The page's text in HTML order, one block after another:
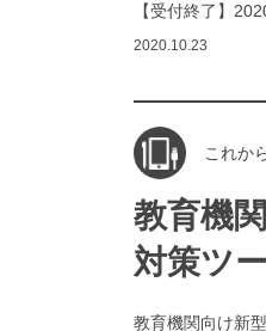
【受付終了】
2020.10.23
これか
教育機
対策ツ
教育機関向け新